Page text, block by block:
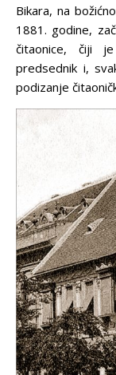
Bikara, na
1881. godine,
čitaonice, čiji
predsednik i,
podizanje